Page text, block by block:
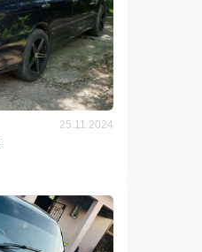
25.11.2024